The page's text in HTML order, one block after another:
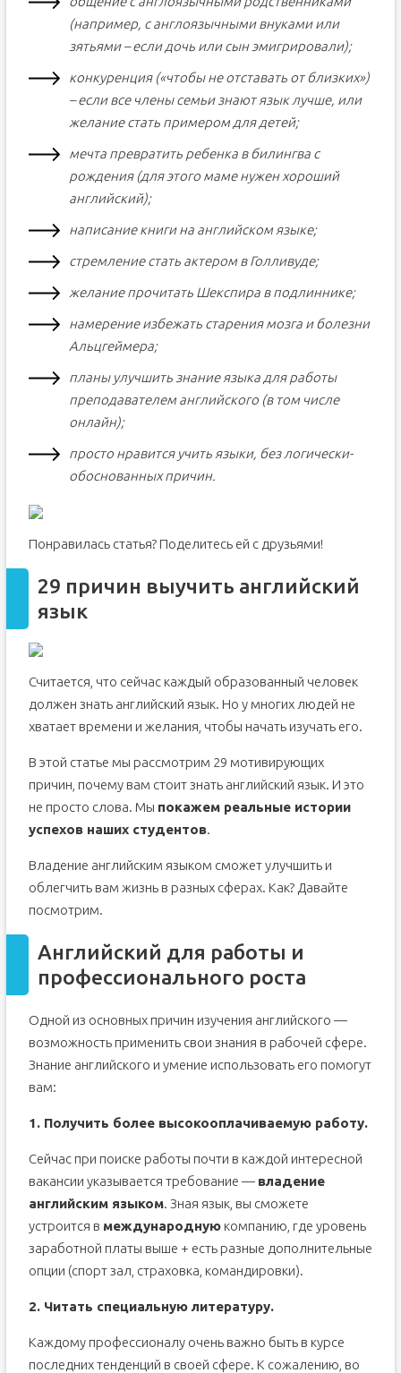
(например, с англоязычными внуками или
зятьями – если дочь или сын эмигрировали);
конкуренция («чтобы не отставать от близких»)
– если все члены семьи знают язык лучше, или
желание стать примером для детей;
мечта превратить ребенка в билингва с
рождения (для этого маме нужен хороший
английский);
написание книги на английском языке;
стремление стать актером в Голливуде;
желание прочитать Шекспира в подлиннике;
намерение избежать старения мозга и болезни
Альцгеймера;
планы улучшить знание языка для работы
преподавателем английского (в том числе
онлайн);
просто нравится учить языки, без логически-
обоснованных причин.
Понравилась статья? Поделитесь ей с друзьями!
29 причин выучить английский
язык
Считается, что сейчас каждый образованный человек
должен знать английский язык. Но у многих людей не
хватает времени и желания, чтобы начать изучать его.
В этой статье мы рассмотрим 29 мотивирующих
причин, почему вам стоит знать английский язык. И это
не просто слова. Мы покажем реальныеистории
успехов наших студентов.
Владение английским языком сможет улучшить и
облегчить вам жизнь в разных сферах. Как? Давайте
посмотрим.
Английский для работы и
профессионального роста
Одной из основных причин изучения английского —
возможность применить свои знания в рабочей сфере.
Знание английского и умение использовать его помогут
вам:
1. Получить более высокооплачиваемую работу.
Сейчас при поиске работы почти в каждой интересной
вакансии указывается требование — владение
английским языком. Зная язык, вы сможете
устроится в международнуюкомпанию, где уровень
заработной платы выше + есть разные дополнительные
опции (спорт зал, страховка, командировки).
2. Читать специальную литературу.
Каждому профессионалу очень важно быть в курсе
последних тенденций в своей сфере. К сожалению, во